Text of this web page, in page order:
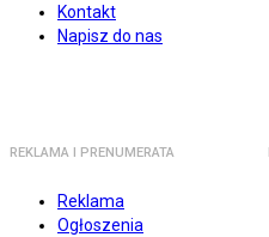
Kontakt
Napisz do nas
REKLAMA I PRENUMERATA
Reklama
Ogłoszenia